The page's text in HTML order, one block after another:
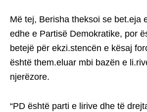
Më tej, Berisha theksoi se bet.eja
edhe e Partisë Demokratike, por
betejë për ekzi.stencën e kësaj
është them.eluar mbi bazën e
njerëzore.
“PD është parti e lirive dhe të